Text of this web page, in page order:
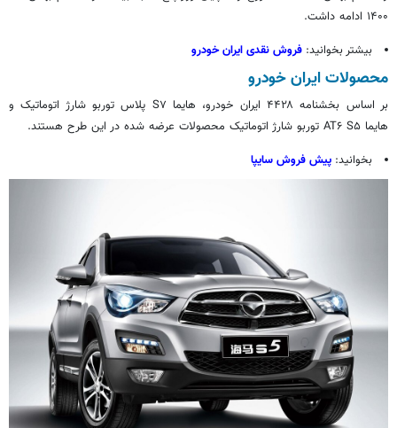
۱۴۰۰ ادامه داشت.
بیشتر بخوانید: فروش نقدی ایران خودرو
محصولات ایران خودرو
بر اساس
بخشنامه ۴۴۲۸ ایران خودرو، هایما S۷ پلاس توربو شارژ اتوماتیک و
هایما AT۶ S۵ توربو شارژ اتوماتیک محصولات عرضه شده در این طرح هستند.
بخوانید: پیش فروش سایپا‌